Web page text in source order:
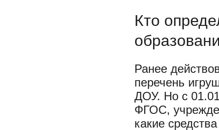
Кто
Ранее
перечень
ДОУ. Но с
ФГОС,
какие